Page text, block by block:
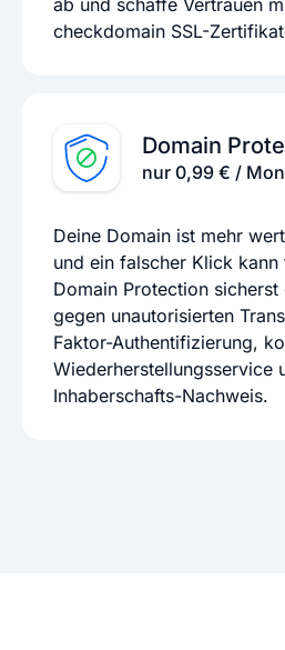
checkdomain SSL-
Domain
nur 0,99 € /
Deine Domain ist mehr
und ein falscher Klick
Domain Protection
gegen unautorisierten
Faktor-Authentifizierung,
Wiederherstellungsservice
Inhaberschafts-Nachweis.